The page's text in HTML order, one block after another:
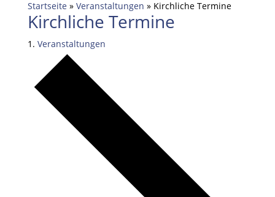
Startseite » Veranstaltungen » Kirchliche Termine
Kirchliche Termine
Veranstaltungen